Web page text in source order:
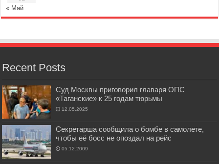
« Май
Recent Posts
Суд Москвы приговорил главаря ОПС
«Таганские» к 25 годам тюрьмы
12.05.2025
Секретарша сообщила о бомбе в самолете,
чтобы её босс не опоздал на рейс
05.12.2009